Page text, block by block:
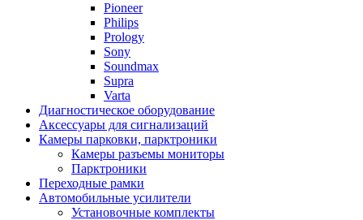
Pioneer
Philips
Prology
Sony
Soundmax
Supra
Varta
Диагностическое оборудование
Аксессуары для сигнализаций
Камеры парковки, парктроники
Камеры разъемы мониторы
Парктроники
Переходные рамки
Автомобильные усилители
Установочные комплекты